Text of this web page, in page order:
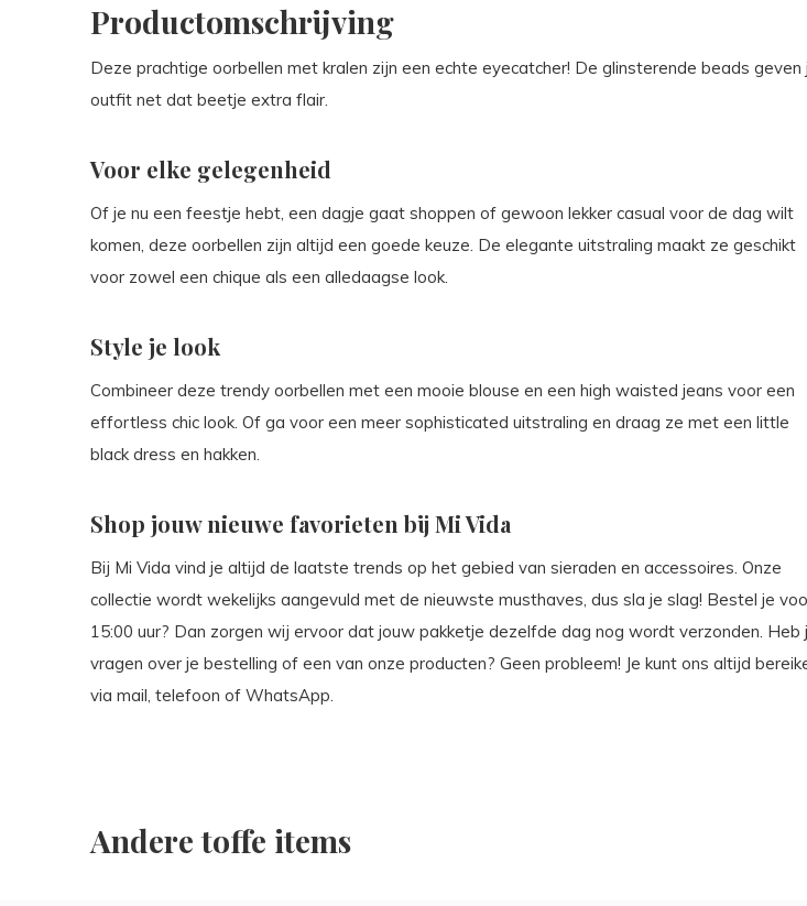
Productomschrijving
Deze prachtige oorbellen met kralen zijn een echte eyecatcher! De glinsterende beads geven
outfit net dat beetje extra flair.
Voor elke gelegenheid
Of je nu een feestje hebt, een dagje gaat shoppen of gewoon lekker casual voor de dag wilt
komen, deze oorbellen zijn altijd een goede keuze. De elegante uitstraling maakt ze geschikt
voor zowel een chique als een alledaagse look.
Style je look
Combineer deze trendy oorbellen met een mooie blouse en een high waisted jeans voor een
effortless chic look. Of ga voor een meer sophisticated uitstraling en draag ze met een little
black dress en hakken.
Shop jouw nieuwe favorieten bij Mi Vida
Bij Mi Vida vind je altijd de laatste trends op het gebied van sieraden en accessoires. Onze
collectie wordt wekelijks aangevuld met de nieuwste musthaves, dus sla je slag! Bestel je
15:00 uur? Dan zorgen wij ervoor dat jouw pakketje dezelfde dag nog wordt verzonden. Heb
vragen over je bestelling of een van onze producten? Geen probleem! Je kunt ons altijd
via mail, telefoon of WhatsApp.
Andere toffe items